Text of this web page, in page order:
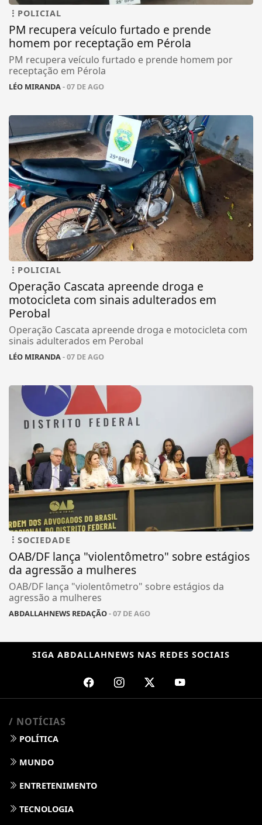
POLICIAL
PM recupera veículo furtado e prende
homem por receptação em Pérola
PM recupera veículo furtado e prende homem por
receptação em Pérola
LÉO MIRANDA- 07 DE AGO
POLICIAL
Operação Cascata apreende droga e
motocicleta com sinais adulterados em
Perobal
Operação Cascata apreende droga e motocicleta com
sinais adulterados em Perobal
LÉO MIRANDA- 07 DE AGO
SOCIEDADE
OAB/DF lança "violentômetro" sobre estágios
da agressão a mulheres
OAB/DF lança "violentômetro" sobre estágios da
agressão a mulheres
ABDALLAHNEWS REDAÇÃO- 07 DE AGO
SIGA ABDALLAHNEWS NAS REDES SOCIAIS
/ NOTÍCIAS
POLÍTICA
MUNDO
ENTRETENIMENTO
TECNOLOGIA